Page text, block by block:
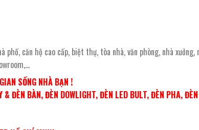
căn hộ cao cấp, biệt thự, tòa nhà, văn phòng, nhà xưởng,
SỐNG NHÀ BẠN !
ĐÈN BÀN, ĐÈN DOWLIGHT, ĐÈN LED BULT, ĐÈN PHA,